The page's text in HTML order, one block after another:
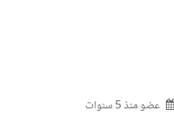
عضو منذ5 سنوات